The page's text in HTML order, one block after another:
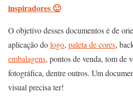
inspiradores 🙂
O objetivo desses documentos é de
aplicação dologo, paleta de cores,
embalagens, pontos de venda, tom de
fotográfica, dentre outros. Um
visual precisa ter!